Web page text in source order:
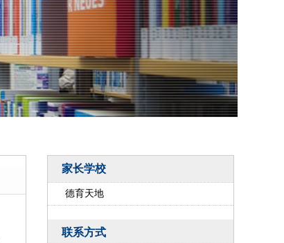
家长学校
德育天地
联系方式